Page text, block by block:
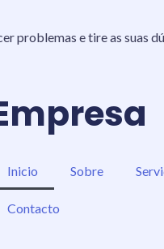
problemas e tire as suas
Inicio Sobre
Contacto